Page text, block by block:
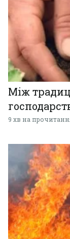
Між
9 хв на